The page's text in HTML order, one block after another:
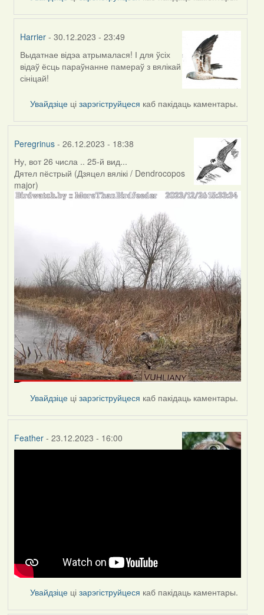
Harrier - 30.12.2023 - 23:49
In
reply
to
Feather
Выдатнае відэа атрымалася! І для ўсіх
відаў ёсць параўнанне памераў з вялікай
сініцай!
Увайдзіце цізарэгіструйцеся каб пакідаць каментары.
Peregrinus- 26.12.2023 - 18:38
Ну, вот 26 числа .. 25-й вид...
Дятел пёстрый (Дзяцел вялікі / Dendrocopos
major)
Увайдзіце цізарэгіструйцеся каб пакідаць каментары.
Feather- 23.12.2023 - 16:00
Увайдзіце цізарэгіструйцеся каб пакідаць каментары.